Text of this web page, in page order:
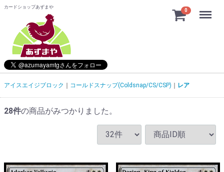
カードショップあずまや
0 Menu
アイスエイジブロック コールドスナップ(Coldsnap/CS/CSP) レア
28件の商品がみつかりました。